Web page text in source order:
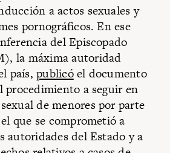
a actos sexuales y
pornográficos. En ese
del Episcopado
la máxima autoridad
país,publicóel documento
procedimiento a seguir en
de menores por parte
que se comprometió a
autoridades del Estado y a